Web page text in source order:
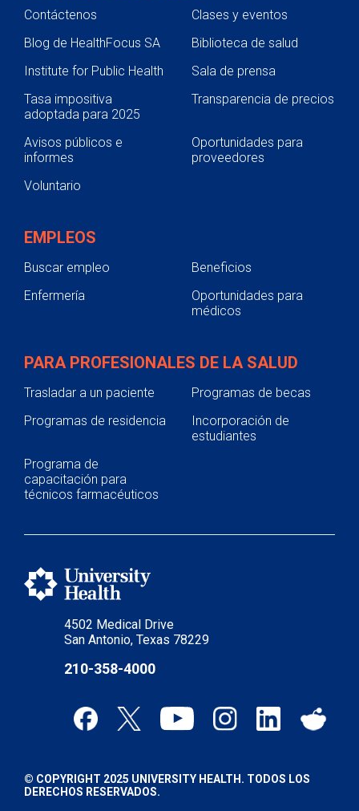
4502 Medical Drive
San Antonio, Texas 78229
210-358-4000
Contáctenos
Clases y eventos
Blog de HealthFocus SA
Biblioteca de salud
Institute for Public Health
Sala de prensa
Tasa impositiva
adoptada para 2025
Transparencia de precios
Avisos públicos e
informes
Oportunidades para
proveedores
Voluntario
EMPLEOS
Buscar empleo
Beneficios
Enfermería
Oportunidades para
médicos
PARA PROFESIONALES DE LA SALUD
Trasladar a un paciente
Programas de becas
Programas de residencia
Incorporación de
estudiantes
Programa de
capacitación para
técnicos farmacéuticos
© COPYRIGHT 2025 UNIVERSITY HEALTH. TODOS LOS
DERECHOS RESERVADOS.